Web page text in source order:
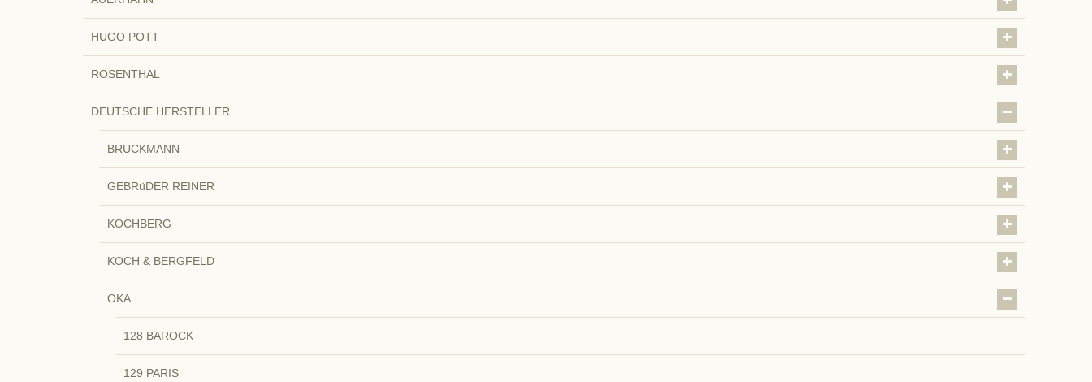
HUGO POTT
ROSENTHAL
DEUTSCHE HERSTELLER
BRUCKMANN
GEBRüDER REINER
KOCHBERG
KOCH & BERGFELD
OKA
128 BAROCK
129 PARIS